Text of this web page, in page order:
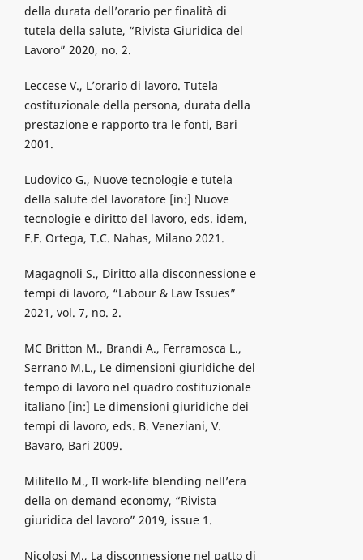
della durata dell’orario per finalità di
tutela della salute, “Rivista Giuridica del
Lavoro” 2020, no. 2.
Leccese V., L’orario di lavoro. Tutela
costituzionale della persona, durata della
prestazione e rapporto tra le fonti, Bari
2001.
Ludovico G., Nuove tecnologie e tutela
della salute del lavoratore [in:] Nuove
tecnologie e diritto del lavoro, eds. idem,
F.F. Ortega, T.C. Nahas, Milano 2021.
Magagnoli S., Diritto alla disconnessione e
tempi di lavoro, “Labour & Law Issues”
2021, vol. 7, no. 2.
MC Britton M., Brandi A., Ferramosca L.,
Serrano M.L., Le dimensioni giuridiche del
tempo di lavoro nel quadro costituzionale
italiano [in:] Le dimensioni giuridiche dei
tempi di lavoro, eds. B. Veneziani, V.
Bavaro, Bari 2009.
Militello M., Il work-life blending nell’era
della on demand economy, “Rivista
giuridica del lavoro” 2019, issue 1.
Nicolosi M., La disconnessione nel patto di